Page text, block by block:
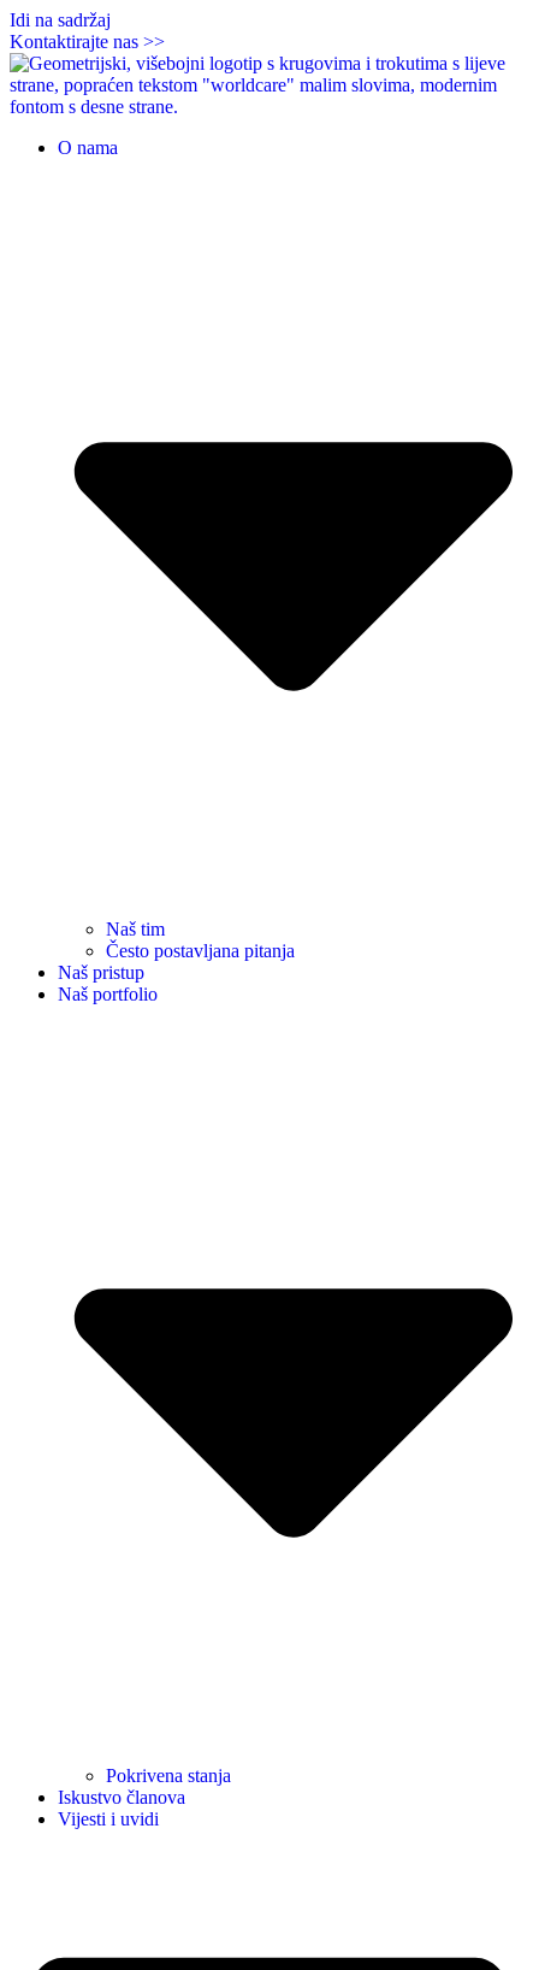
Idi na sadržaj
Kontaktirajte nas >>
O nama
Naš tim
Često postavljana pitanja
Naš pristup
Naš portfolio
Pokrivena stanja
Iskustvo članova
Vijesti i uvidi